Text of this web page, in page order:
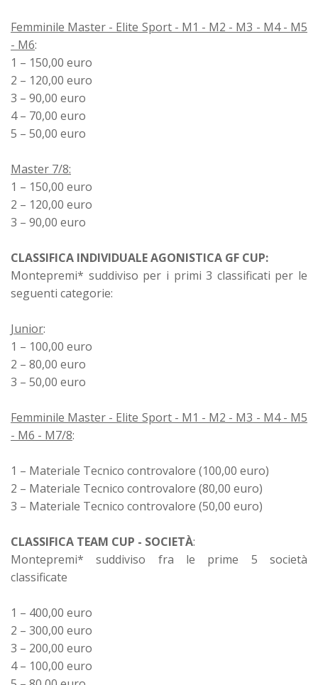
Femminile Master - Elite Sport - M1 - M2 - M3 - M4 - M5
- M6:
1 – 150,00 euro
2 – 120,00 euro
3 – 90,00 euro
4 – 70,00 euro
5 – 50,00 euro
Master 7/8:
1 – 150,00 euro
2 – 120,00 euro
3 – 90,00 euro
CLASSIFICA INDIVIDUALE AGONISTICA GF CUP:
Montepremi* suddiviso per i primi 3 classificati per le
seguenti categorie:
Junior:
1 – 100,00 euro
2 – 80,00 euro
3 – 50,00 euro
Femminile Master - Elite Sport - M1 - M2 - M3 - M4 - M5
- M6 - M7/8:
1 – Materiale Tecnico controvalore (100,00 euro)
2 – Materiale Tecnico controvalore (80,00 euro)
3 – Materiale Tecnico controvalore (50,00 euro)
CLASSIFICA TEAM CUP - SOCIETÀ:
Montepremi* suddiviso fra le prime 5 società
classificate
1 – 400,00 euro
2 – 300,00 euro
3 – 200,00 euro
4 – 100,00 euro